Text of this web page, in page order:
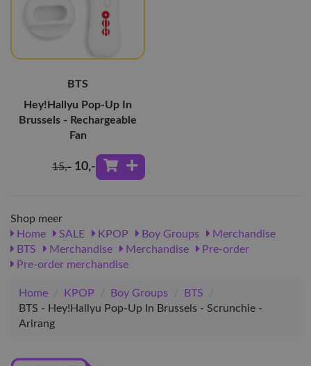
BTS
Hey!Hallyu Pop-Up In
Brussels - Rechargeable
Fan
15,- 10,-
Shop meer
Home
SALE KPOP Boy Groups
Merchandise
BTS
Merchandise Merchandise
Pre-order
Pre-order merchandise
Home / KPOP / Boy Groups / BTS
/
BTS - Hey!Hallyu Pop-Up In Brussels - Scrunchie -
Arirang